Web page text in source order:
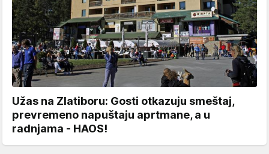
Užas na Zlatiboru: Gosti otkazuju smeštaj,
prevremeno napuštaju aprtmane, a u
radnjama - HAOS!